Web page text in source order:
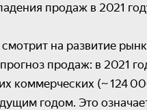
продаж в 2021
на развитие
продаж: в 2021
коммерческих (~ 124
годом. Это